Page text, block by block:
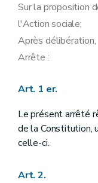
Sur la proposition
l'Action sociale;
Après délibération,
Arrête :
Art. 1 er.
Le présent arrêté
de la Constitution,
celle-ci.
Art. 2.